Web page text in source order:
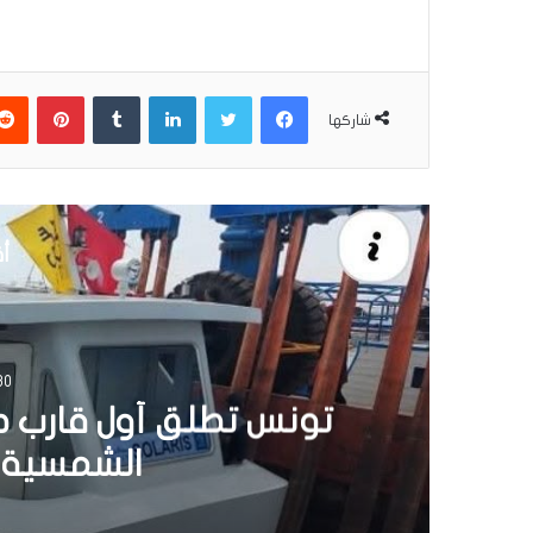
شاركها
فيسبوكتويتر لينكدإن
30
تونس تطلق أول قارب